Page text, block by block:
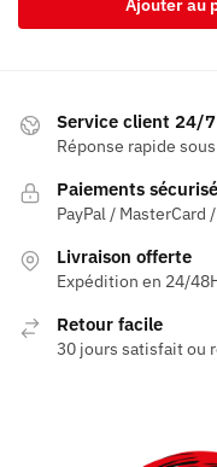
Ajouter au
Service client 24/7
Réponse rapide
Paiements
PayPal / MasterCard
Livraison offerte
Expédition en 24/
Retour facile
30 jours satisfait ou